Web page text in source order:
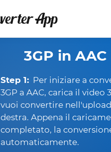
3GP in AAC
Step 1: Per iniziare a
3GP a AAC, carica il video
vuoi convertire
destra. Appena il
completato, la
automaticamente.